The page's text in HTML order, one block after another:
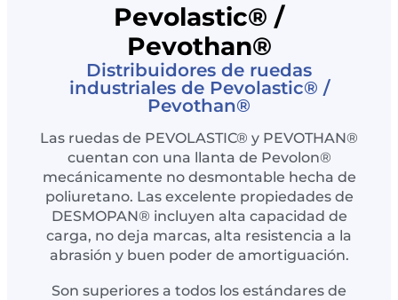
Pevolastic® /
Pevothan®
Distribuidores de ruedas
industriales de Pevolastic® /
Pevothan®
Las ruedas de PEVOLASTIC® y PEVOTHAN®
cuentan con una llanta de Pevolon®
mecánicamente no desmontable hecha de
poliuretano. Las excelente propiedades de
DESMOPAN® incluyen alta capacidad de
carga, no deja marcas, alta resistencia a la
abrasión y buen poder de amortiguación.
Son superiores a todos los estándares de